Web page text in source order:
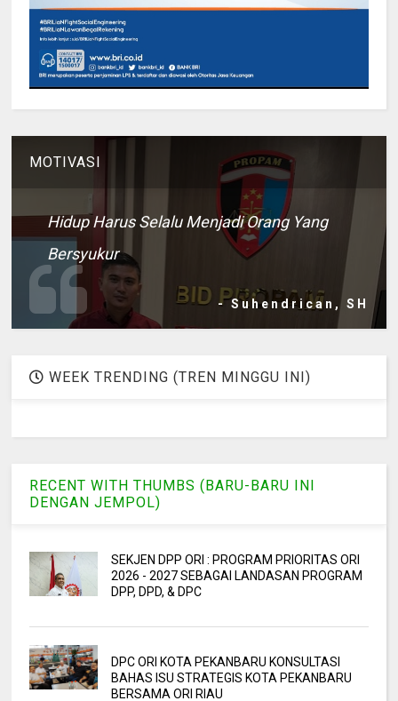
MOTIVASI
Hidup Harus Selalu Menjadi Orang Yang
Bersyukur
- Suhendrican, SH
WEEK TRENDING (TREN MINGGU INI)
RECENT WITH THUMBS (BARU-BARU INI
DENGAN JEMPOL)
SEKJEN DPP ORI : PROGRAM PRIORITAS ORI
2026 - 2027 SEBAGAI LANDASAN PROGRAM
DPP, DPD, & DPC
DPC ORI KOTA PEKANBARU KONSULTASI
BAHAS ISU STRATEGIS KOTA PEKANBARU
BERSAMA ORI RIAU